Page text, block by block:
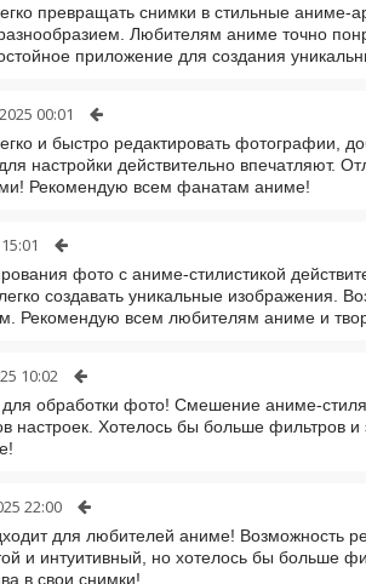
превращать снимки в стильные аниме-
Любителям аниме точно
приложение для создания
00:01
и быстро редактировать фотографии,
настройки действительно впечатляют.
Рекомендую всем фанатам аниме!
фото с аниме-стилистикой
создавать уникальные изображения.
Рекомендую всем любителям аниме и
10:02
обработки фото! Смешение аниме-
настроек. Хотелось бы больше фильтров
22:00
для любителей аниме! Возможность
и интуитивный, но хотелось бы больше
в свои снимки!